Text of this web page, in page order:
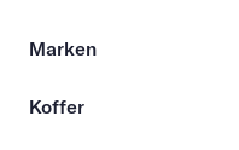
Marken
Koffer